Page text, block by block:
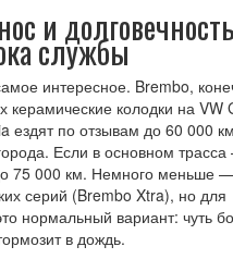
и
службы
интересное. Brembo,
керамические колодки на VW
ездят по отзывам до 60 000
Если в основном
75 000 км. Немного меньше
серий (Brembo Xtra), но для
нормальный вариант: чуть
в дождь.